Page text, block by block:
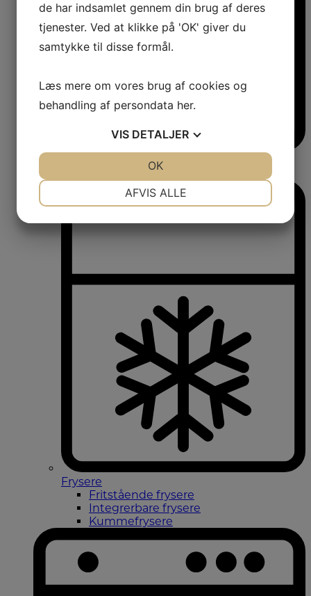
Vinkøleskabe
Frysere
Fritstående frysere
Integrerbare frysere
Kummefrysere
de har indsamlet gennem din brug af deres
tjenester. Ved at klikke på 'OK' giver du
samtykke til disse formål.
Læs mere om vores brug af cookies og
behandling af persondata her.
VIS DETALJER
AFVIS ALLE
OK